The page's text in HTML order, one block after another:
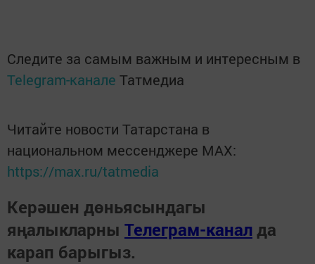
Следите за самым важным и интересным в
Telegram-канале Татмедиа
Читайте новости Татарстана в
национальном мессенджере MАХ:
https://max.ru/tatmedia
Керәшен дөньясындагы
яңалыкларны Телеграм-канал да
карап барыгыз.